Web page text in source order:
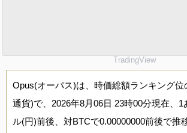
TradingView
Opus(オーパス)は、時価総額ランキング
通貨)で、2026年8月06日 23時00分現在、1
ル(円)前後、対BTCで0.00000000前後で推